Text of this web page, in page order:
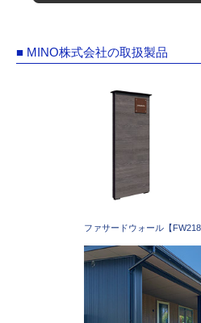
■ MINO株式会社の取扱製品
ファサードウォール【FW218